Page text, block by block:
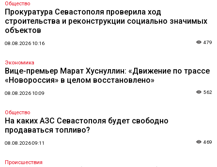
Общество
Прокуратура Севастополя проверила ход
строительства и реконструкции социально значимых
объектов
08.08.2026 10:16 479
Экономика
Вице-премьер Марат Хуснуллин: «Движение по трассе
«Новороссия» в целом восстановлено»
08.08.2026 10:09 562
Общество
На каких АЗС Севастополя будет свободно
продаваться топливо?
08.08.2026 09:11 469
Происшествия